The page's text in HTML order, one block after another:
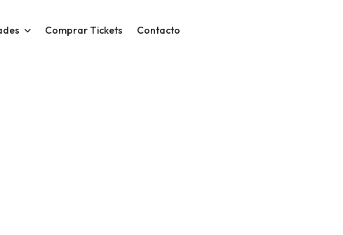
Comprar Tickets Contacto